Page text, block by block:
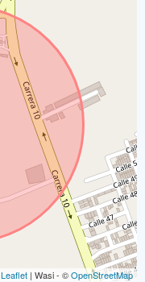
Leaflet | Wasi - ©OpenStreetMap